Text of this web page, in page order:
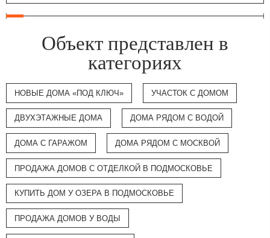
Объект представлен в
категориях
НОВЫЕ ДОМА «ПОД КЛЮЧ» УЧАСТОК С ДОМОМ
ДВУХЭТАЖНЫЕ ДОМА ДОМА РЯДОМ С ВОДОЙ
ДОМА С ГАРАЖОМ ДОМА РЯДОМ С МОСКВОЙ
ПРОДАЖА ДОМОВ С ОТДЕЛКОЙ В ПОДМОСКОВЬЕ
КУПИТЬ ДОМ У ОЗЕРА В ПОДМОСКОВЬЕ
ПРОДАЖА ДОМОВ У ВОДЫ